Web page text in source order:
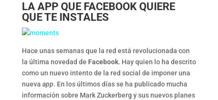
LA APP QUE FACEBOOK QUIERE
QUE TE INSTALES
Hace unas semanas que la red está revolucionada con
la última novedad de Facebook. Hay quien lo ha descrito
como un nuevo intento de la red social de imponer una
nueva app. En los últimos días se ha publicado mucha
información sobre Mark Zuckerberg y sus nuevos planes